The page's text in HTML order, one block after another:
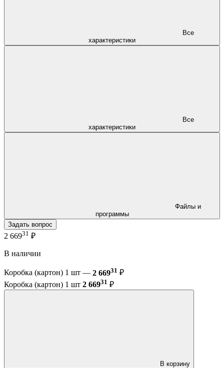
характеристики
характеристики
программы
Задать вопрос
2 66931 ₽
В наличии
Коробка (картон) 1 шт — 2 66931 ₽
Коробка (картон) 1 шт 2 66931 ₽
В корзину